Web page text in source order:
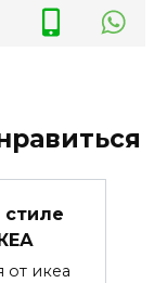
стиле
икеа